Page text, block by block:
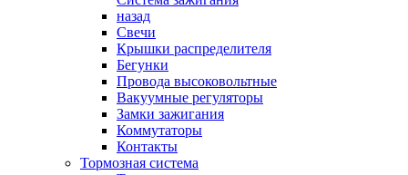
назад
Свечи
Крышки распределителя
Бегунки
Провода высоковольтные
Вакуумные регуляторы
Замки зажигания
Коммутаторы
Контакты
Тормозная система